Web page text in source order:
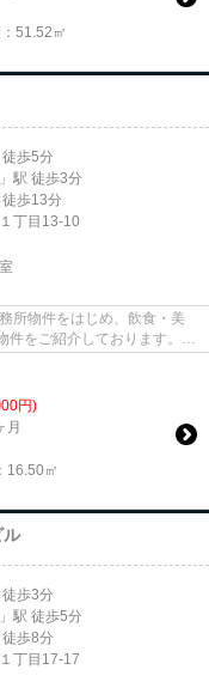
51.52㎡
徒歩5分
」駅 徒歩3分
徒歩13分
１丁目13-10
所物件をはじめ、飲食・美
をご紹介しております。
円)
月
16.50㎡
ル
徒歩3分
」駅 徒歩5分
徒歩8分
１丁目17-17